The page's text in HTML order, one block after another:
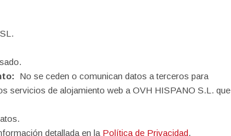
No se ceden o comunican datos a terceros para
servicios de alojamiento web a OVH HISPANO S.L. que
detallada en la Política de Privacidad.